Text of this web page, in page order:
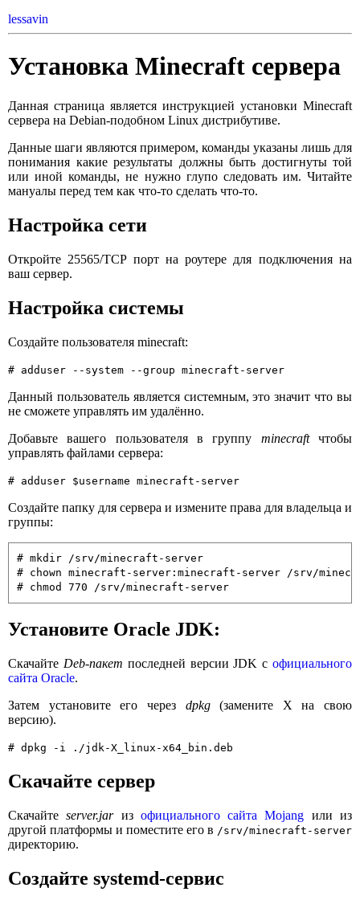
lessavin
Установка Minecraft сервера
Данная страница является инструкцией установки Minecraft
сервера на Debian-подобном Linux дистрибутиве.
Данные шаги являются примером, команды указаны лишь для
понимания какие результаты должны быть достигнуты той
или иной команды, не нужно глупо следовать им. Читайте
мануалы перед тем как что-то сделать что-то.
Настройка сети
Откройте 25565/TCP порт на роутере для подключения на
ваш сервер.
Настройка системы
Создайте пользователя minecraft:
# adduser --system --group minecraft-server
Данный пользователь является системным, это значит что вы
не сможете управлять им удалённо.
Добавьте вашего пользователя в группу minecraftчтобы
управлять файлами сервера:
# adduser $username minecraft-server
Создайте папку для сервера и измените права для владельца и
группы:
# mkdir /srv/minecraft-server
# chown minecraft-server:minecraft-server /srv/
# chmod 770 /srv/minecraft-server
Установите Oracle JDK:
Скачайте Deb-пакет последней версии JDK софициального
сайта Oracle.
Затем установите его через dpkg(замените X на свою
версию).
# dpkg -i ./jdk-X_linux-x64_bin.deb
Скачайте сервер
Скачайтеserver.jarиз официального сайта Mojang или из
другой платформы и поместите его в /srv/minecraft-server
директорию.
Создайте systemd-сервис